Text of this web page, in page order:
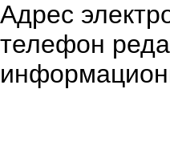
Адрес
телефон